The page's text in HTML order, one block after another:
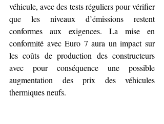
véhicule, avec des tests réguliers pour vérifier
que les niveaux d’émissions restent
conformes aux exigences. La mise en
conformité avec Euro 7 aura un impact sur
les coûts de production des constructeurs
avec pour conséquence une possible
augmentation des prix des véhicules
thermiques neufs.